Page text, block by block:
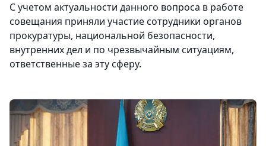
С учетом актуальности данного вопроса в работе
совещания приняли участие сотрудники органов
прокуратуры, национальной безопасности,
внутренних дел и по чрезвычайным ситуациям,
ответственные за эту сферу.